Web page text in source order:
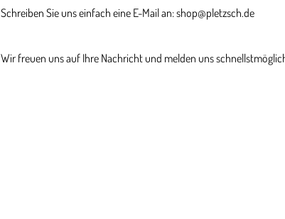
Schreiben Sie uns einfach eine E-Mail an: shop@pletzsch.de
Wir freuen uns auf Ihre Nachricht und melden uns